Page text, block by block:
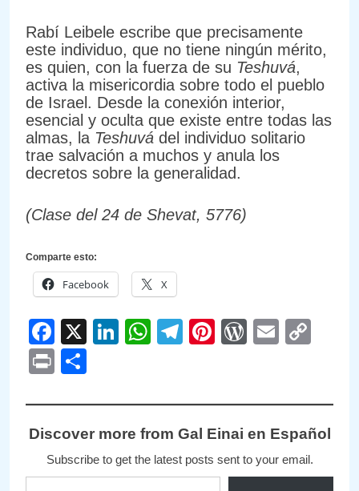
Rabí Leibele escribe que precisamente
este individuo, que no tiene ningún mérito,
es quien, con la fuerza de su Teshuvá,
activa la misericordia sobre todo el pueblo
de Israel. Desde la conexión interior,
esencial y oculta que existe entre todas las
almas, la Teshuvá del individuo solitario
trae salvación a muchos y anula los
decretos sobre la generalidad.
(Clase del 24 de Shevat, 5776)
Comparte esto:
Facebook X
Facebook
X LinkedIn
WhatsApp
Telegram
PinterestEmail
Print
Discover more from Gal Einai en Español
Subscribe to get the latest posts sent to your email.
Type your email…